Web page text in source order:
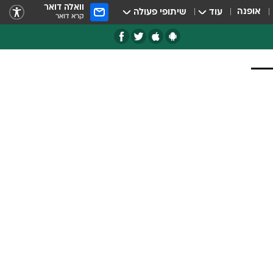
אופנה עוד שיתופי פעולה וואלה דואר
קרא דואר